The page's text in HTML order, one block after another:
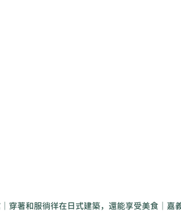
穿著和服徜徉在日式建築，還能享受美食｜嘉